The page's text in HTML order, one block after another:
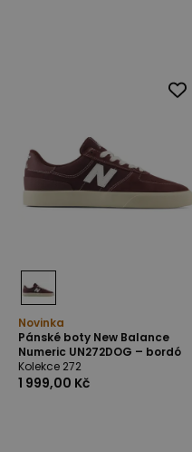
Novinka
Pánské boty New Balance
Numeric UN272DOG – bordó
Kolekce 272
1 999,00 Kč